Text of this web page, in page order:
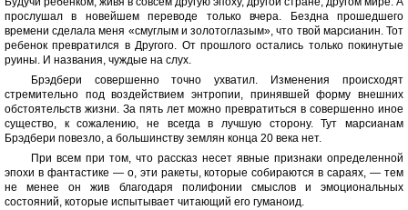
прослушал в новейшем переводе только вчера. Бездна прошедшего
времени сделала меня «смуглым и золотоглазым», что твой марсианин. Тот
ребенок превратился в Другого. От прошлого остались только покинутые
руины. И названия, чуждые на слух.
Брэдбери совершенно точно ухватил. Изменения происходят
стремительно под воздействием энтропии, принявшей форму внешних
обстоятельств жизни. За пять лет можно превратиться в совершенно иное
существо, к сожалению, не всегда в лучшую сторону. Тут марсианам
Брэдбери повезло, а большинству землян конца 20 века нет.
При всем при том, что рассказ несет явные признаки определенной
эпохи в фантастике — о, эти ракеты, которые собираются в сараях, — тем
не менее он жив благодаря полифонии смыслов и эмоциональных
состояний, которые испытывает читающий его гуманоид.